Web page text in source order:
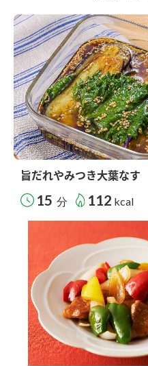
旨だれやみつき大葉なす
15 分 112 kcal